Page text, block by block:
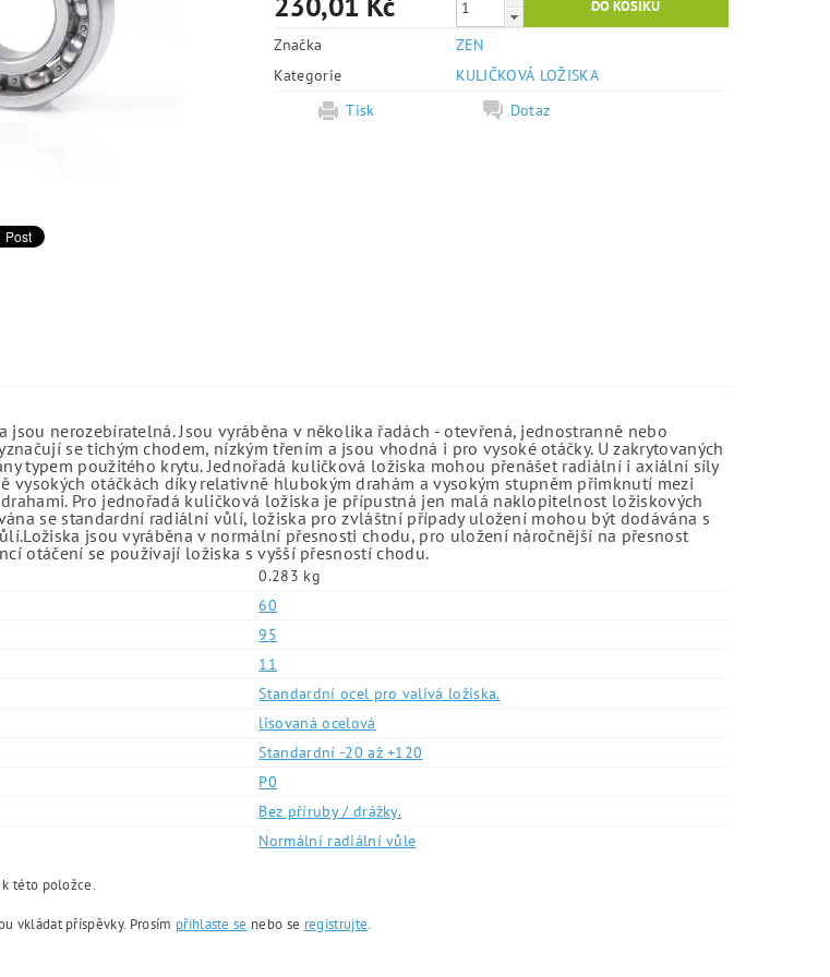
Značka
ZEN
Kategorie
KULIČKOVÁ LOŽISKA
Tisk
Dotaz
jsou nerozebíratelná. Jsou vyráběna v několika řadách - otevřená, jednostranně nebo
se tichým chodem, nízkým třením a jsou vhodná i pro vysoké otáčky. U zakrytovaných
typem použitého krytu. Jednořadá kuličková ložiska mohou přenášet radiální i axiální síly
vysokých otáčkách díky relativně hlubokým drahám a vysokým stupněm přimknutí mezi
Pro jednořadá kuličková ložiska je přípustná jen malá naklopitelnost ložiskových
se standardní radiální vůlí, ložiska pro zvláštní případy uložení mohou být dodávána s
jsou vyráběna v normální přesnosti chodu, pro uložení náročnější na přesnost
otáčení se používají ložiska s vyšší přesností chodu.
0.283 kg
60
95
11
Standardní ocel pro valivá ložiska.
lisovaná ocelová
Standardní -20 až +120
P0
Bez příruby / drážky.
Normální radiální vůle
této položce.
vkládat příspěvky. Prosím přihlaste se nebo se registrujte.